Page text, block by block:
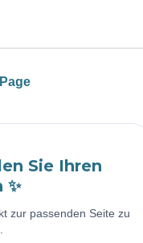
Sie Ihren
zur passenden Seite zu